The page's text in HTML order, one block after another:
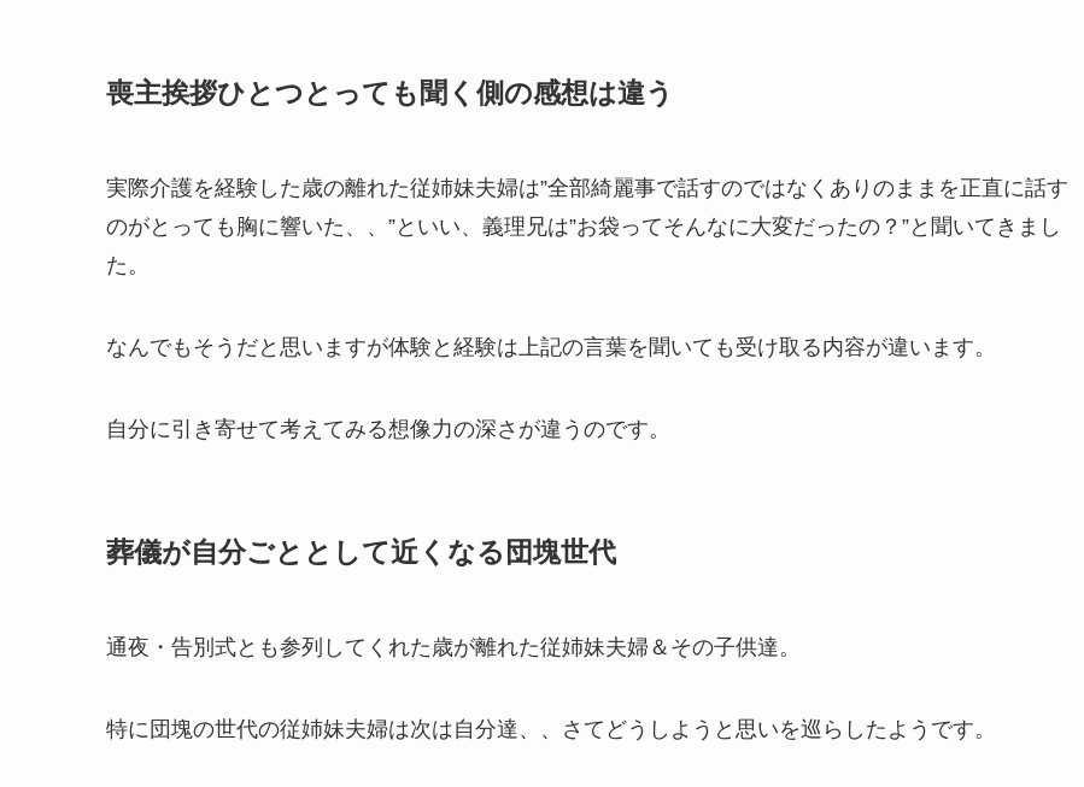
喪主挨拶ひとつとっても聞く側の感想は違う
実際介護を経験した歳の離れた従姉妹夫婦は”全部綺麗事で話すのではなくありのままを正直に話す
のがとっても胸に響いた、、”といい、義理兄は”お袋ってそんなに大変だったの？”と聞いてきまし
た。
なんでもそうだと思いますが体験と経験は上記の言葉を聞いても受け取る内容が違います。
自分に引き寄せて考えてみる想像力の深さが違うのです。
葬儀が自分ごととして近くなる団塊世代
通夜・告別式とも参列してくれた歳が離れた従姉妹夫婦＆その子供達。
特に団塊の世代の従姉妹夫婦は次は自分達、、さてどうしようと思いを巡らしたようです。